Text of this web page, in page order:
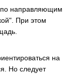
по направляющим
При этом
на
Но следует